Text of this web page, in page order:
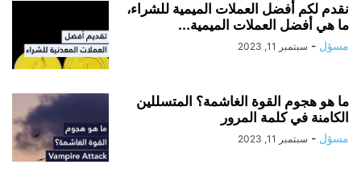
نقدم لكم أفضل العملات الميمية للشراء،
ما هي أفضل العملات الميمية...
مسؤل - سبتمبر 11, 2023
ما هو هجوم القوة الغاشمة؟ المتسللين
الكامنة في كلمة المرور
مسؤل - سبتمبر 11, 2023